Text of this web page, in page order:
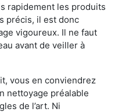
rapidement les produits
précis, il est donc
vigoureux. Il ne faut
avant de veiller à
vous en conviendrez
nettoyage préalable
de l’art. Ni